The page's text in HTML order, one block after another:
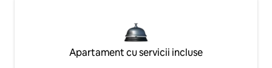
Apartament cu servicii incluse